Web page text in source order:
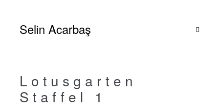
springenSelin Acarbaş
Lotusgarten
Staffel 1